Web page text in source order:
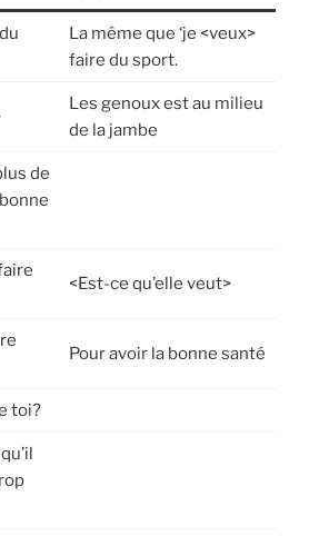
La même que ‘je <veux>
faire du sport.
Les genoux est au milieu
de la jambe
de
<Est-ce qu’elle veut>
Pour avoir la bonne santé
toi?